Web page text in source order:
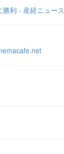
勝利 - 産経ニュース